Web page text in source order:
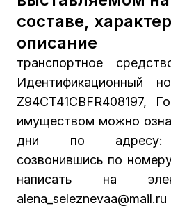
составе,
описание
транспортное
Идентификационный
Z94CT41CBFR408197,
имуществом можно
дни по адресу:
созвонившись по
написать на
alena_seleznevaa@mail.ru